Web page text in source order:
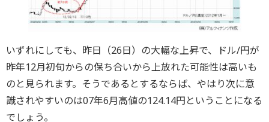
いずれにしても、昨日（26日）の大幅な上昇で、ドル/円が
昨年12月初旬からの保ち合いから上放れた可能性は高いも
のと見られます。そうであるとするならば、やはり次に意
識されやすいのは07年6月高値の124.14円ということになる
でしょう。